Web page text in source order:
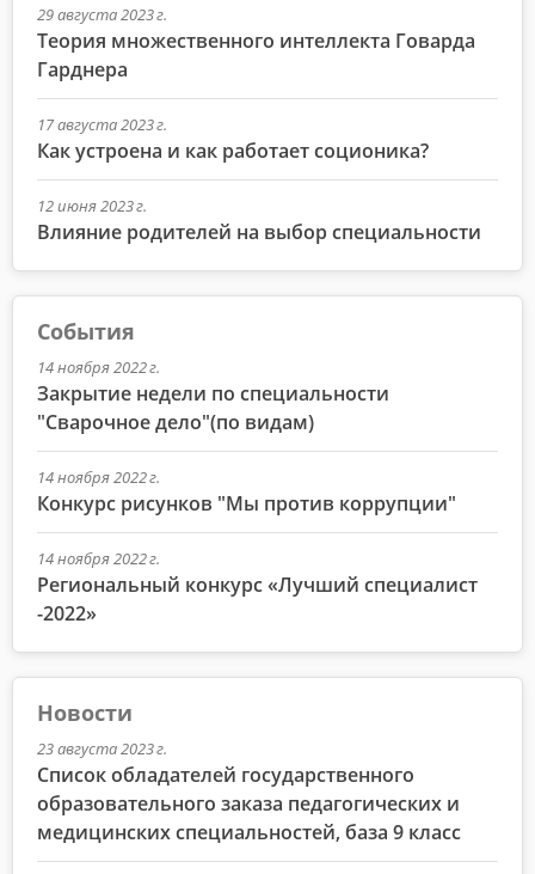
29 августа 2023 г.
Теория множественного интеллекта Говарда
Гарднера
17 августа 2023 г.
Как устроена и как работает соционика?
12 июня 2023 г.
Влияние родителей на выбор специальности
События
14 ноября 2022 г.
Закрытие недели по специальности
"Сварочное дело"(по видам)
14 ноября 2022 г.
Конкурс рисунков "Мы против коррупции"
14 ноября 2022 г.
Региональный конкурс «Лучший специалист
-2022»
Новости
23 августа 2023 г.
Список обладателей государственного
образовательного заказа педагогических и
медицинских специальностей, база 9 класс